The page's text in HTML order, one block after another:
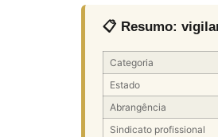
📋 Resumo:
Categoria
Estado
Abrangência
Sindicato profissional